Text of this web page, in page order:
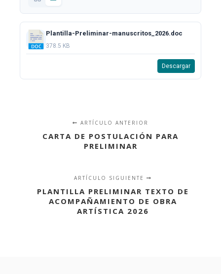
Plantilla-Preliminar-manuscritos_2026.doc
378.5 KB
Descargar
ARTÍCULO ANTERIOR
CARTA DE POSTULACIÓN PARA
PRELIMINAR
ARTÍCULO SIGUIENTE
PLANTILLA PRELIMINAR TEXTO DE
ACOMPAÑAMIENTO DE OBRA
ARTÍSTICA 2026